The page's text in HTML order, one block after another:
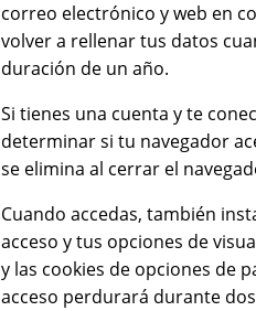
correo electrónico y web en
volver a rellenar tus datos
duración de un año.
Si tienes una cuenta y te
determinar si tu navegador
se elimina al cerrar el
Cuando accedas, también
acceso y tus opciones de
y las cookies de opciones de
acceso perdurará durante